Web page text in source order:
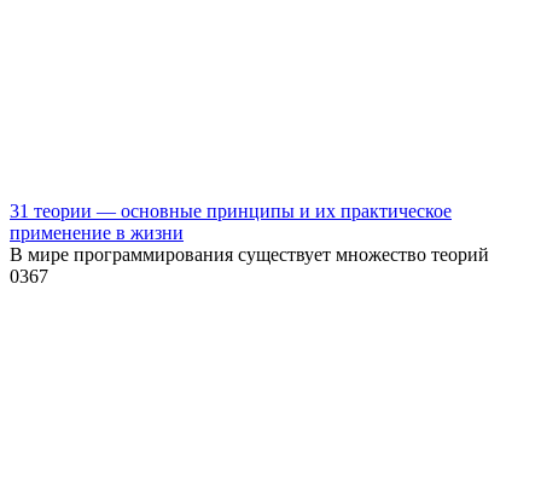
31 теории — основные принципы и их практическое
применение в жизни
В мире программирования существует множество теорий
0367